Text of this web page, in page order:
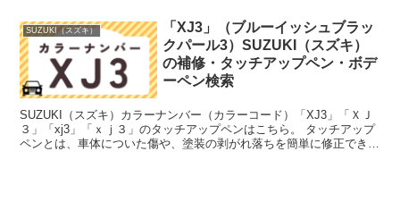
SUZUKI（スズキ）
「XJ3」（ブルーイッシュブラッ
クパール3）SUZUKI（スズキ）
の補修・タッチアップペン・ボデ
ーペン検索
SUZUKI（スズキ）カラーナンバー（カラーコード）「XJ3」「ＸＪ
３」「xj3」「ｘｊ３」のタッチアップペンはこちら。 タッチアップ
ペンとは、車体についた傷や、塗装の剥がれ落ちを簡単に修正できる